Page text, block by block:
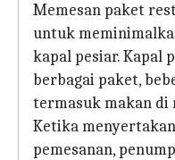
Memesan paket
untuk
kapal pesiar. Kapal
berbagai paket,
termasuk makan di
Ketika
pemesanan,